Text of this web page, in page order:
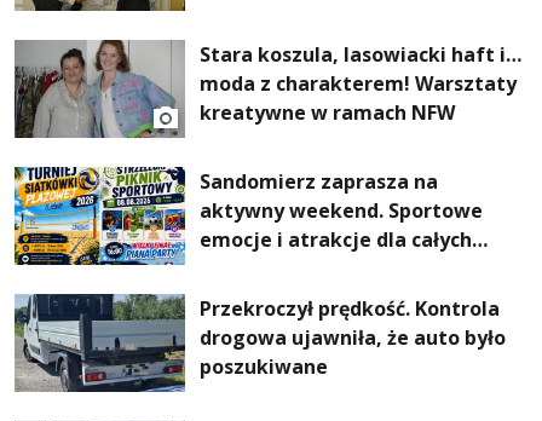
Stara koszula, lasowiacki haft i…
moda z charakterem! Warsztaty
kreatywne w ramach NFW
Sandomierz zaprasza na
aktywny weekend. Sportowe
emocje i atrakcje dla całych
Przekroczył prędkość. Kontrola
drogowa ujawniła, że auto było
poszukiwane